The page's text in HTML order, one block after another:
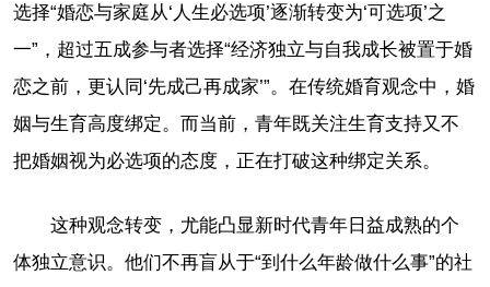
选择“婚恋与家庭从‘人生必选项’逐渐转变为‘可选项’之
一”，超过五成参与者选择“经济独立与自我成长被置于婚
恋之前，更认同‘先成己再成家’”。在传统婚育观念中，婚
姻与生育高度绑定。而当前，青年既关注生育支持又不
把婚姻视为必选项的态度，正在打破这种绑定关系。
这种观念转变，尤能凸显新时代青年日益成熟的个
体独立意识。他们不再盲从于“到什么年龄做什么事”的社